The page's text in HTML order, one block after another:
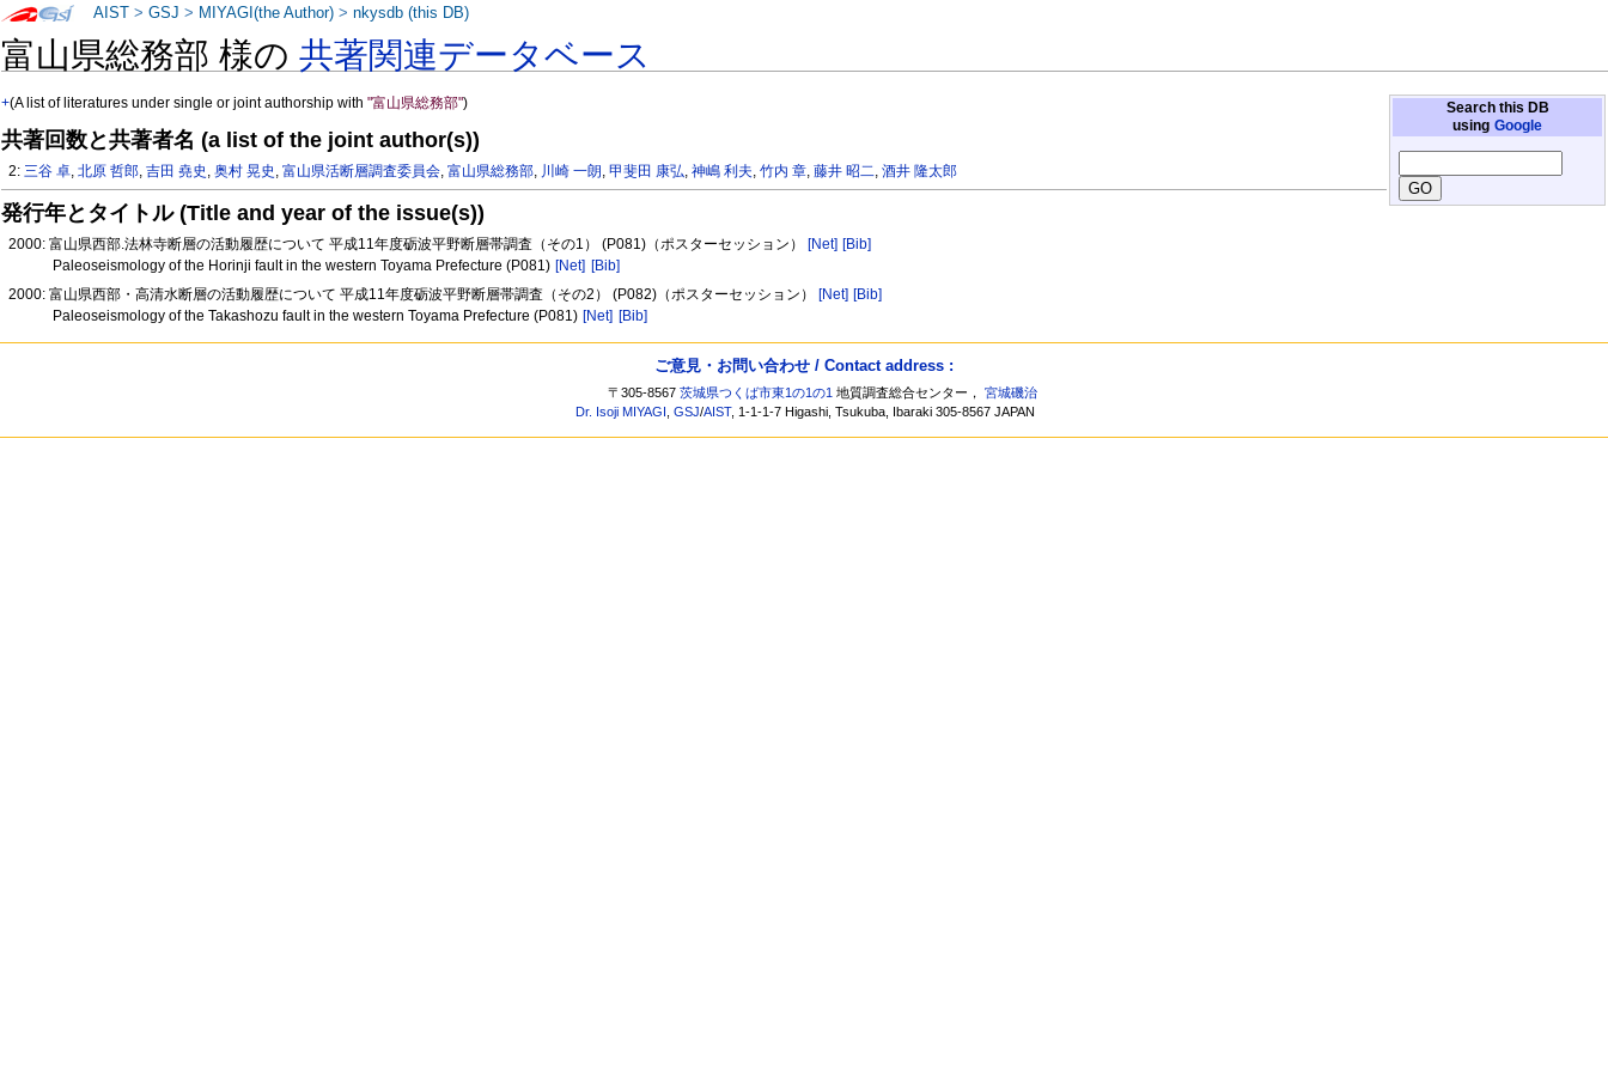
富山県総務部 様の共著関連データベース
Search this DB
using Google
+(A list of literatures under single or joint authorship with"富山県総務部")
共著回数と共著者名 (a list of the joint author(s))
2:三谷 卓,北原 哲郎,吉田 堯史 ,奥村 晃史 ,富山県活断層調査委員会,富山県総務部, 川崎 一朗,甲斐田 康弘,神嶋 利夫,竹内 章,藤井 昭二,酒井 隆太郎
発行年とタイトル (Title and year of the issue(s))
2000: 富山県西部.法林寺断層の活動履歴について 平成11年度砺波平野断層帯調査（その1） (P081)（ポスターセッション） [Net] [Bib]
Paleoseismology of the Horinji fault in the western Toyama Prefecture (P081) [Net] [Bib]
2000: 富山県西部・高清水断層の活動履歴について 平成11年度砺波平野断層帯調査（その2） (P082)（ポスターセッション） [Net] [Bib]
Paleoseismology of the Takashozu fault in the western Toyama Prefecture (P081) [Net] [Bib]
AIST >GSJ > MIYAGI(the Author) >nkysdb (this DB)
ご意見・お問い合わせ / Contact address :
〒305-8567茨城県つくば市東1の1の1 地質調査総合センター，宮城磯治
Dr. Isoji MIYAGI ,GSJ/AIST, 1-1-1-7 Higashi, Tsukuba, Ibaraki 305-8567 JAPAN